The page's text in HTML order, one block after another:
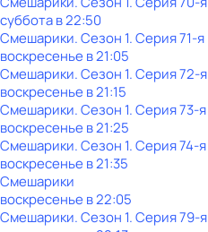
субботав22:50
Смешарики. Сезон 1. Серия 71-я
воскресенье в21:05
Смешарики. Сезон 1. Серия 72-я
воскресенье в21:15
Смешарики. Сезон 1. Серия 73-я
воскресенье в21:25
Смешарики. Сезон 1. Серия 74-я
воскресенье в21:35
Смешарики
воскресенье в22:05
Смешарики. Сезон 1. Серия 79-я